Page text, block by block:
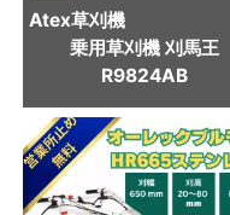
Atex草刈機
乗用草刈機 刈馬王
R9824AB